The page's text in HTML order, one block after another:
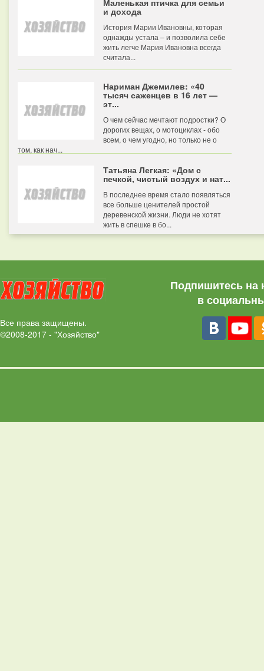
Маленькая птичка для семьи
и дохода
История Марии Ивановны, которая
однажды устала – и позволила себе
жить легче Мария Ивановна всегда
считала...
Нариман Джемилев: «40
тысяч саженцев в 16 лет —
эт...
О чем сейчас мечтают подростки? О
дорогих вещах, о мотоциклах - обо
всем, о чем угодно, но только не о
том, как нач...
Татьяна Легкая: «Дом с
печкой, чистый воздух и нат...
В последнее время стало появляться
все больше ценителей простой
деревенской жизни. Люди не хотят
жить в спешке в бо...
Все права защищены.
©2008-2017 - "Хозяйство"
Подпишитесь на
в